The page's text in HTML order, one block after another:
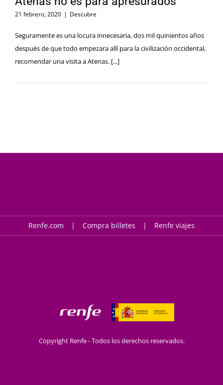
21 febrero, 2020 | Descubre
Seguramente es una locura innecesaria, dos mil quinientos años
después de que todo empezara allí para la civilización occidental,
recomendar una visita a Atenas. [...]
Renfe.com Compra billetes Renfe viajes
Copyright Renfe - Todos los derechos reservados.